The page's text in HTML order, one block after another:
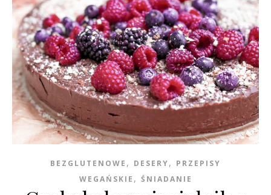
BEZGLUTENOWE , DESERY, PRZEPISY
WEGAŃSKIE , ŚNIADANIE